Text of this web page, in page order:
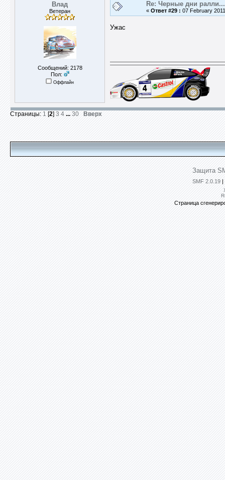
Влад
Ветеран
Сообщений: 2178
Пол:
Оффлайн
Re: Черные дни ралли...
« Ответ #29 : 07 February
Ужас
Страницы: 1 [2] 3 4 ... 30 Вверх
Защита
SMF 2.0.19 |
Страница